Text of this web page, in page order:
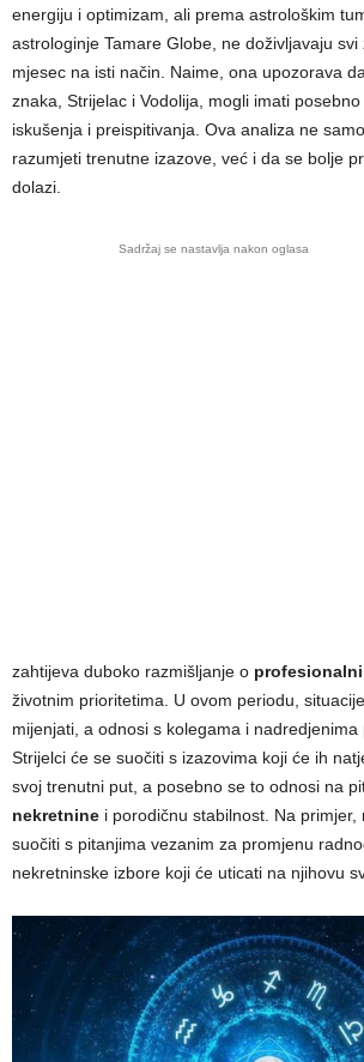
energiju i optimizam, ali prema astrološkim
astrologinje Tamare Globe, ne doživljavaju
mjesec na isti način. Naime, ona upozorava
znaka, Strijelac i Vodolija, mogli imati
iskušenja i preispitivanja. Ova analiza ne
razumjeti trenutne izazove, već i da se bolje
dolazi.
Sadržaj se nastavlja nakon oglasa
zahtijeva duboko razmišljanje o
životnim prioritetima. U ovom periodu,
mijenjati, a odnosi s kolegama i nadredjenima
Strijelci će se suočiti s izazovima koji će ih
svoj trenutni put, a posebno se to odnosi na
nekretnine i porodičnu stabilnost. Na
suočiti s pitanjima vezanim za promjenu
nekretninske izbore koji će uticati na njihovu